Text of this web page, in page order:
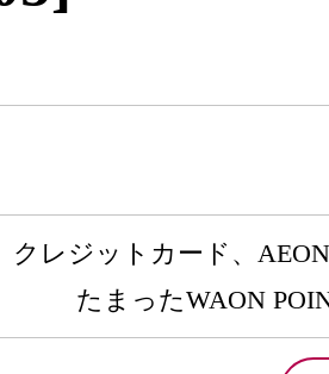
クレジットカード、
たまったWAON